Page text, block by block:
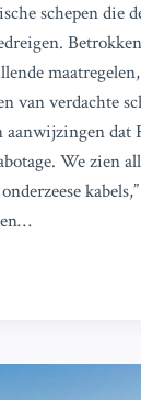
schepen die
van verdachte
aanwijzingen dat
We zien